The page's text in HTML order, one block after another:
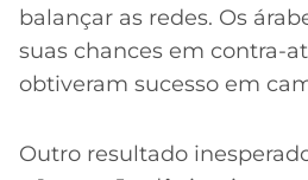
balançar as redes. Os
suas chances em contra-
obtiveram sucesso em
Outro resultado